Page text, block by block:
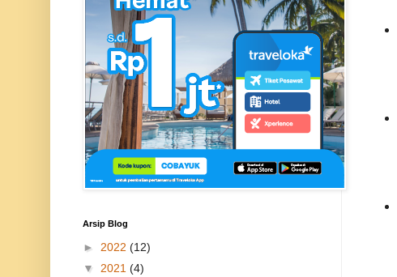
Arsip Blog
► 2022 (12)
▼ 2021 (4)